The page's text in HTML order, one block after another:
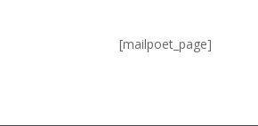
[mailpoet_page]